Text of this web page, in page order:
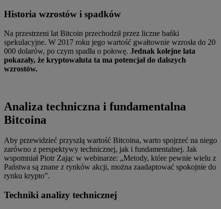
Historia wzrostów i spadków
Na przestrzeni lat Bitcoin przechodził przez liczne bańki
spekulacyjne. W 2017 roku jego wartość gwałtownie wzrosła do 20
000 dolarów, po czym spadła o połowę. Jednak kolejne lata
pokazały, że kryptowaluta ta ma potencjał do dalszych
wzrostów.
Analiza techniczna i fundamentalna
Bitcoina
Aby przewidzieć przyszłą wartość Bitcoina, warto spojrzeć na niego
zarówno z perspektywy technicznej, jak i fundamentalnej. Jak
wspomniał Piotr Zając w webinarze: „Metody, które pewnie wielu z
Państwa są znane z rynków akcji, można zaadaptować spokojnie do
rynku krypto”.
Techniki analizy technicznej